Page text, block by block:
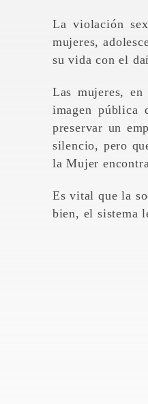
La violación
mujeres,
su vida con el
Las mujeres,
imagen pública
preservar un
silencio, pero
la Mujer
Es vital que la
bien, el sistema